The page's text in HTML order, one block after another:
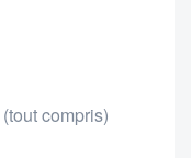
(tout compris)